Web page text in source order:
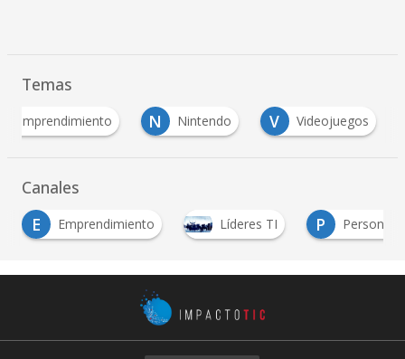
Temas
emprendimiento N Nintendo V Videojuegos
Canales
Líderes TI P Personas P Productos